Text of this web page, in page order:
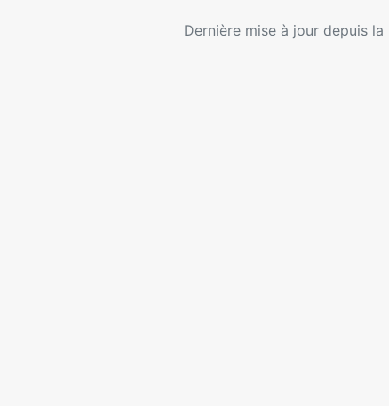
Dernière mise à jour depuis